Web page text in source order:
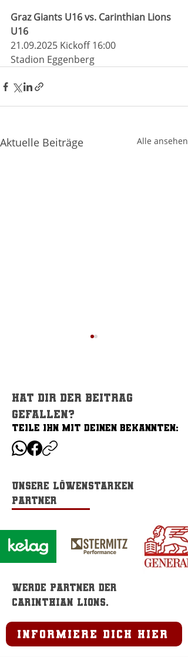
Graz Giants U16 vs. Carinthian Lions
U16
21.09.2025 Kickoff 16:00
Stadion Eggenberg
Aktuelle Beiträge Alle ansehen
Lions U16 unterliegen
Raiders zum
saisonauftakt
Hat dir der Beitrag
gefallen?
TEILE IHN MIT DEINEN BEKANNTEN:
TEILE IHN MIT DEINEN BEKANNTEN:
Unsere löwenstarken
Partner
Werde Partner der
Carinthian Lions.
informiere dich hier